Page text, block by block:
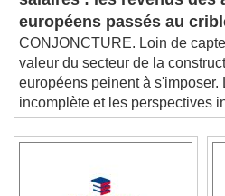
salaires : les revenus des
européens passés au
CONJONCTURE. Loin de
valeur du secteur de la
européens peinent à s'imposer.
incomplète et les perspectives